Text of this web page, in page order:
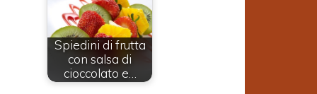
Spiedini di frutta
con salsa di
cioccolato e…